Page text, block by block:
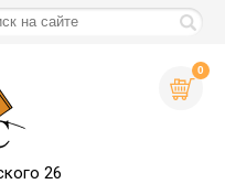
0
26